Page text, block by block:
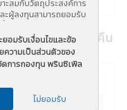
ะสมกับวัตถุประสงค์การ
ะผู้ลงทุนสามารถยอมรับ
ศึกษาข้อมูลในหนังสือชี้
น่วยลงทุน และทำความ
บายการลงทุน" "ประเภท
"อัตราส่วนการลงทุน"
ทุนของกองทุนรวม" และ
และควรเก็บใว้เป็นข้อมูล
ยอมรับเงื่อนไขและข้อ
ความเป็นส่วนตัวของ
การกองทุน พรินซิเพิล
ไม่ยอมรับ
นปันผล/การรับซื้อคืน
ติ
07-2026